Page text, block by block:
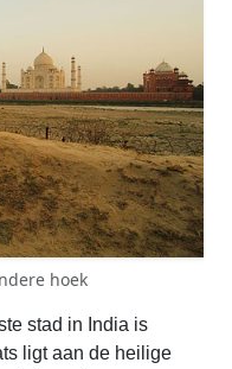
hoek
stad in India is
ligt aan de heilige